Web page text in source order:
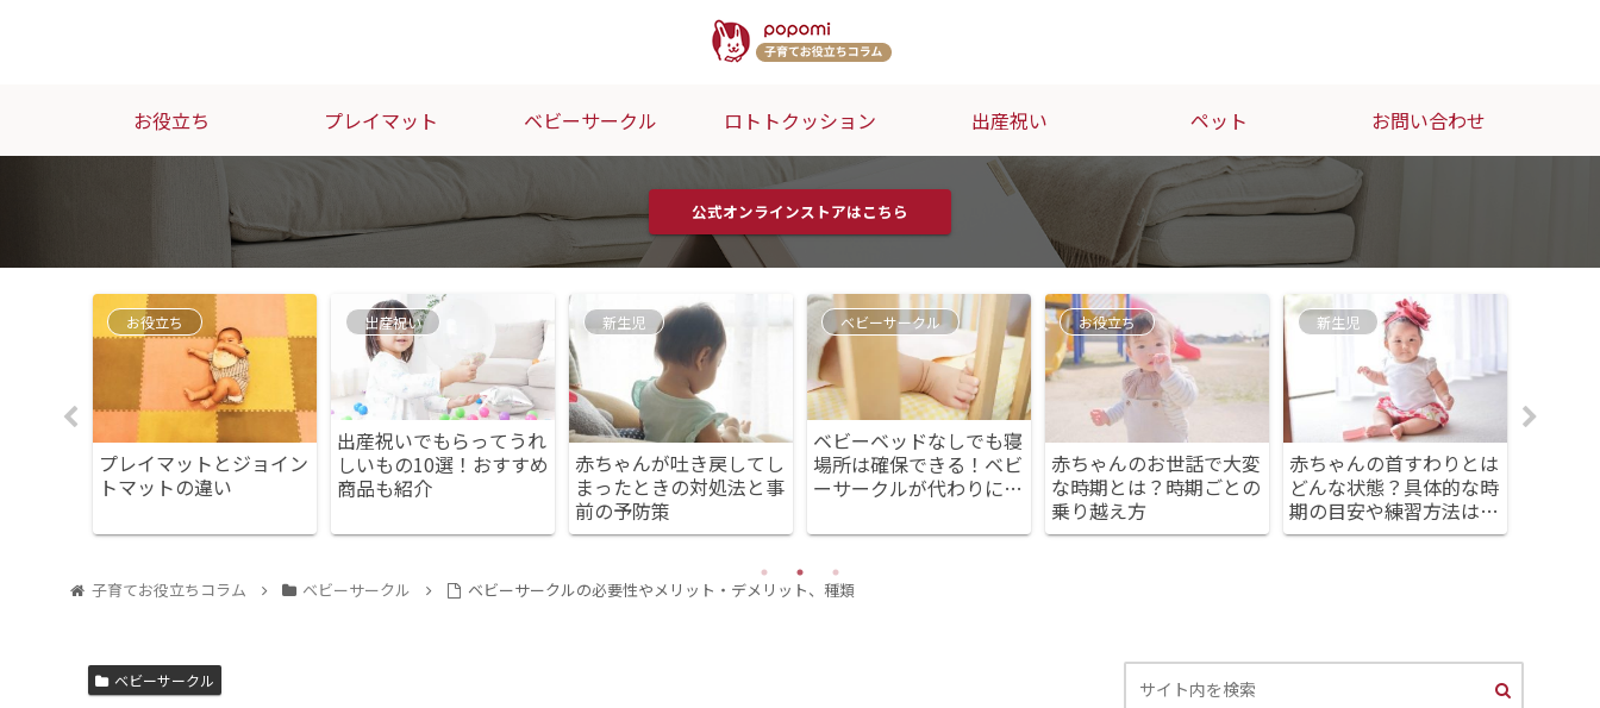
お役立ち プレイマット ベビーサークル ロトトクッション 出産祝い ペット お問い合わせ
公式オンラインストアはこちら
お役立ち
プレイマットとジョイン
トマットの違い
出産祝い
出産祝いでもらってうれ
しいもの10選！おすすめ
商品も紹介
新生児
赤ちゃんが吐き戻してし
まったときの対処法と事
前の予防策
ベビーサークル
ベビーベッドなしでも寝
場所は確保できる！ベビ
ーサークルが代わりにな
お役立ち
赤ちゃんのお世話で大変
な時期とは？時期ごとの
乗り越え方
新生児
赤ちゃんの首すわりとは
どんな状態？具体的な時
期の目安や練習方法はあ
る？
子育てお役立ちコラム ベビーサークル ベビーサークルの必要性やメリット・デメリット、種類
ベビーサークル